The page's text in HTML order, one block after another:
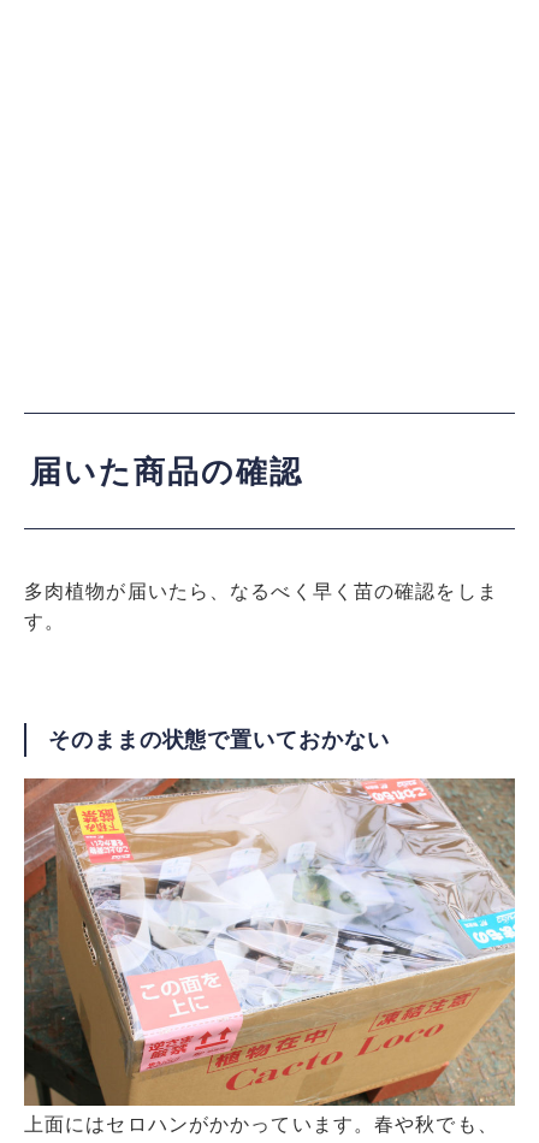
届いた商品の確認
多肉植物が届いたら、なるべく早く苗の確認をしま
す。
そのままの状態で置いておかない
上面にはセロハンがかかっています。春や秋でも、